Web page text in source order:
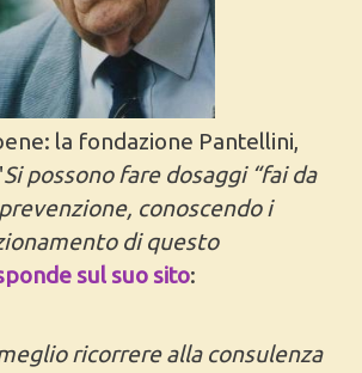
la fondazione Pantellini,
Si possono fare dosaggi “fai da
conoscendo i
di questo
sul suo sito:
ricorrere alla consulenza